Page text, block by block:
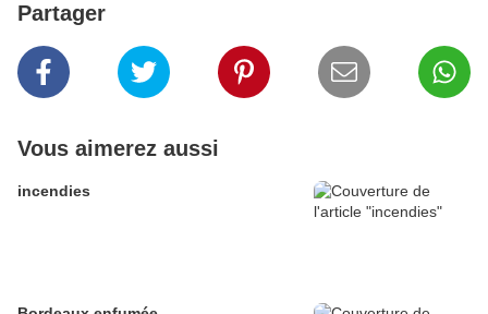
Partager
Vous aimerez aussi
incendies